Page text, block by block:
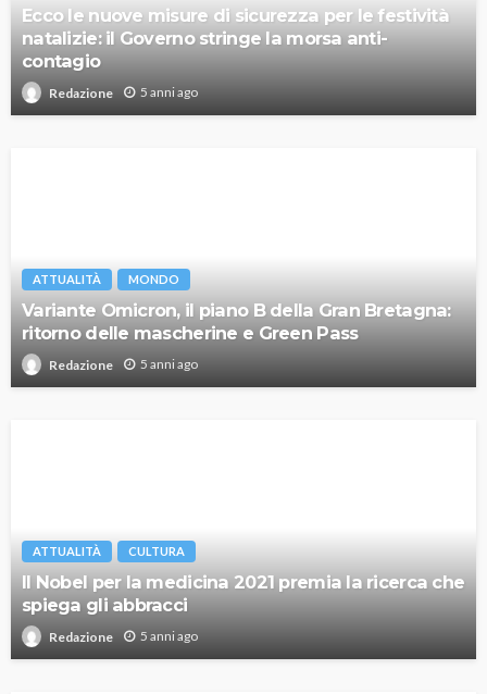
Ecco le nuove misure di sicurezza per le festività
natalizie: il Governo stringe la morsa anti-
contagio
Redazione 5 anni ago
ATTUALITÀ MONDO
Variante Omicron, il piano B della Gran Bretagna:
ritorno delle mascherine e Green Pass
Redazione 5 anni ago
ATTUALITÀ CULTURA
Il Nobel per la medicina 2021 premia la ricerca che
spiega gli abbracci
Redazione 5 anni ago